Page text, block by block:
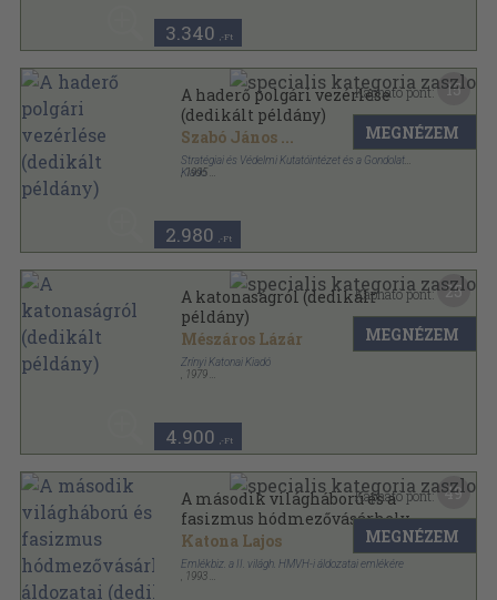
3.340 ,-Ft
A haderő polgári vezérlése
(dedikált példány)
Szabó János ...
Stratégiai és Védelmi Kutatóintézet és a Gondolat
Kiadó
,1995
2.980 ,-Ft
Kapható pont: 15
MEGNÉZEM
A katonaságról (dedikált
példány)
Mészáros Lázár
Zrínyi Katonai Kiadó
1979
4.900 ,-Ft
Kapható pont: 25
MEGNÉZEM
A második világháború és a
fasizmus hódmezővásárhelyi
áldozatai (dedikált példány)
Katona Lajos
Emlékbiz. a II. világh. HMVH-i áldozatai emlékére
1993
Kapható pont: 49
MEGNÉZEM